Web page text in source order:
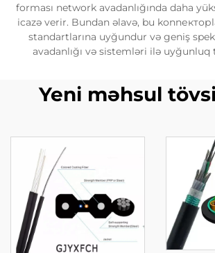
forması network avadanlığında daha
icazə verir. Bundan əlavə, bu
standartlarına uyğundur və geniş
avadanlığı və sistemləri ilə
Yeni məhsul